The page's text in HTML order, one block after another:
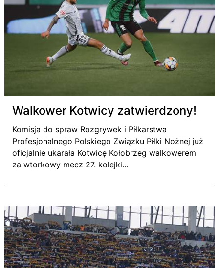
Walkower Kotwicy zatwierdzony!
Komisja do spraw Rozgrywek i Piłkarstwa
Profesjonalnego Polskiego Związku Piłki Nożnej już
oficjalnie ukarała Kotwicę Kołobrzeg walkowerem
za wtorkowy mecz 27. kolejki...